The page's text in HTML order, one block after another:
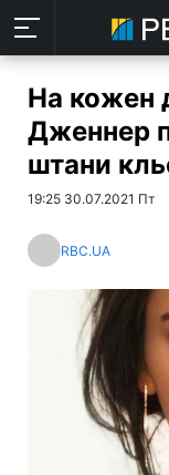
На кожен
Дженнер
штани
19:25 30.07.2021 Пт
RBC.UA